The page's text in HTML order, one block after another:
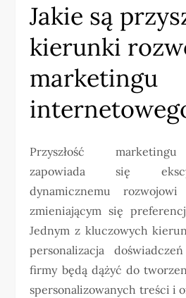
Jakie są
kierunki
marketingu
Przyszłość
zapowiada się
dynamicznemu
zmieniającym się
Jednym z kluczowych
personalizacja
firmy będą dążyć do
spersonalizowanych treści i